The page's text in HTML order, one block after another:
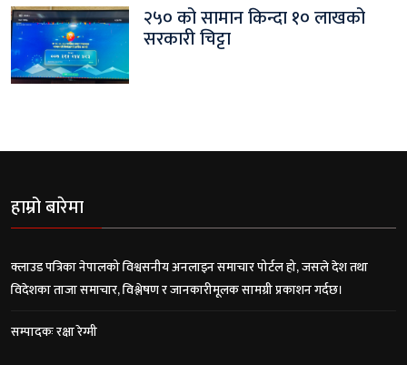
२५० को सामान किन्दा १० लाखको
सरकारी चिट्टा
हाम्रो बारेमा
क्लाउड पत्रिका नेपालको विश्वसनीय अनलाइन समाचार पोर्टल हो, जसले देश तथा
विदेशका ताजा समाचार, विश्लेषण र जानकारीमूलक सामग्री प्रकाशन गर्दछ।
सम्पादकः रक्षा रेग्मी